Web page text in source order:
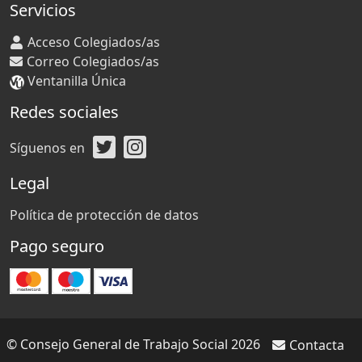
Servicios
Acceso Colegiados/as
Correo Colegiados/as
Ventanilla Única
Redes sociales
Síguenos en
Legal
Política de protección de datos
Pago seguro
© Consejo General de Trabajo Social 2026
Contacta